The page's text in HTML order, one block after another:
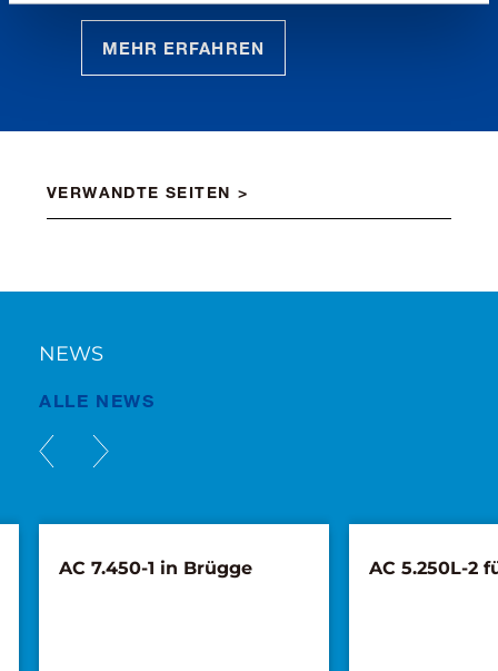
MEHR ERFAHREN
VERWANDTE SEITEN
NEWS
ALLE NEWS
AC 7.450-1 in Brügge AC 5.250L-2